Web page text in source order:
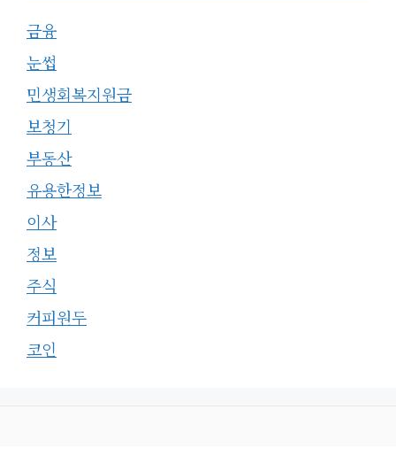
금융
눈썹
민생회복지원금
보청기
부동산
유용한정보
이사
정보
주식
커피원두
코인